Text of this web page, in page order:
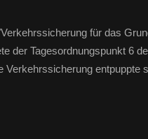
für das
der Tagesordnungspunkt 6
Verkehrssicherung entpuppte